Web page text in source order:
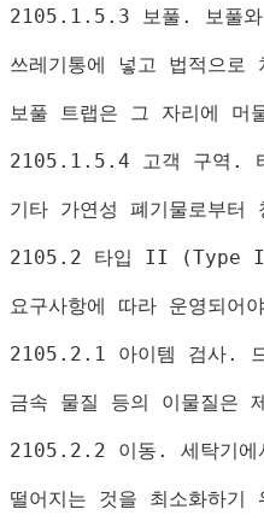
2105.1.5.3 보풀 . 보풀
쓰레기통에 넣고 법적으로
보풀 트랩은 그 자리에 머
2105.1.5.4 고객 구역 .
기타 가연성 폐기물로부터
2105.2 타입 II (Type
요구사항에 따라 운영되어
2105.2.1 아이템 검사.
금속 물질 등의 이물질은
2105.2.2 이동 . 세탁기
떨어지는 것을 최소화하기